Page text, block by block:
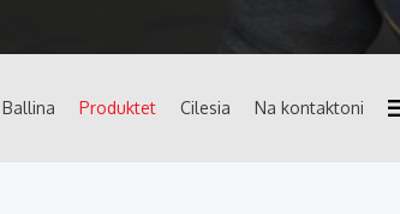
Ballina Produktet Cilesia Na kontaktoni